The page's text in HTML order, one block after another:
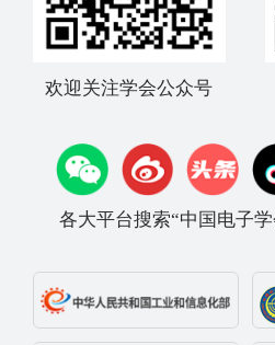
欢迎关注学会公众号
各大平台搜索“中国电子